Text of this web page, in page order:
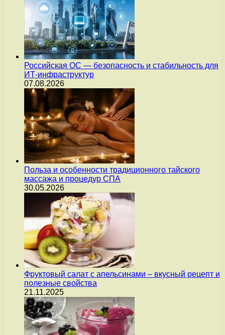
Российская ОС — безопасность и стабильность для
ИТ-инфраструктур
07.08.2026
Польза и особенности традиционного тайского
массажа и процедур СПА
30.05.2026
Фруктовый салат с апельсинами – вкусный рецепт и
полезные свойства
21.11.2025